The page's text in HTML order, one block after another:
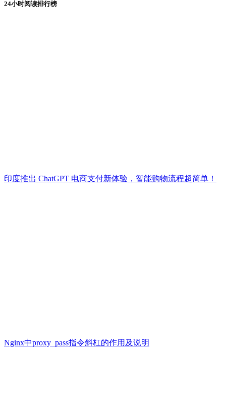
24小时阅读排行榜
印度推出 ChatGPT 电商支付新体验，智能购物流程超简单！
Nginx中proxy_pass指令斜杠的作用及说明